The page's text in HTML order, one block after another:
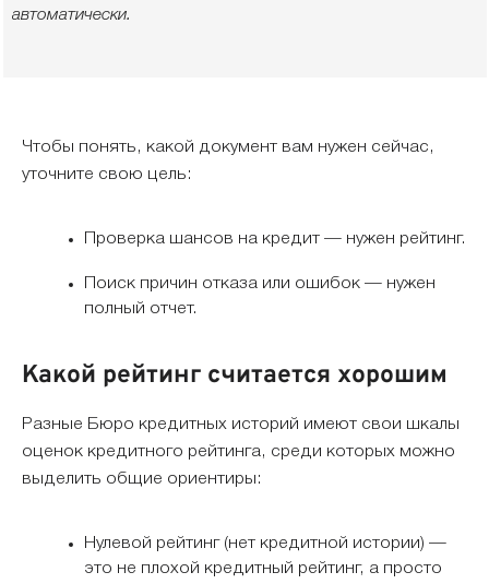
автоматически.
Чтобы понять, какой документ вам нужен сейчас,
уточните свою цель:
Проверка шансов на кредит — нужен рейтинг.
Поиск причин отказа или ошибок — нужен
полный отчет.
Какой рейтинг считается хорошим
Разные Бюро кредитных историй имеют свои шкалы
оценок кредитного рейтинга, среди которых можно
выделить общие ориентиры:
Нулевой рейтинг (нет кредитной истории) —
это не плохой кредитный рейтинг, а просто